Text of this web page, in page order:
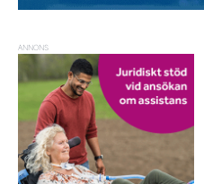
ANNONS